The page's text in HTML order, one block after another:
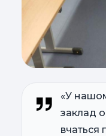
«У
заклад
вчаться